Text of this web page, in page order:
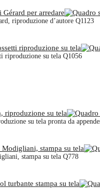
riproduzione d’autore Q1123
riproduzione su tela Q1056
su tela pronta da
stampa su tela Q778